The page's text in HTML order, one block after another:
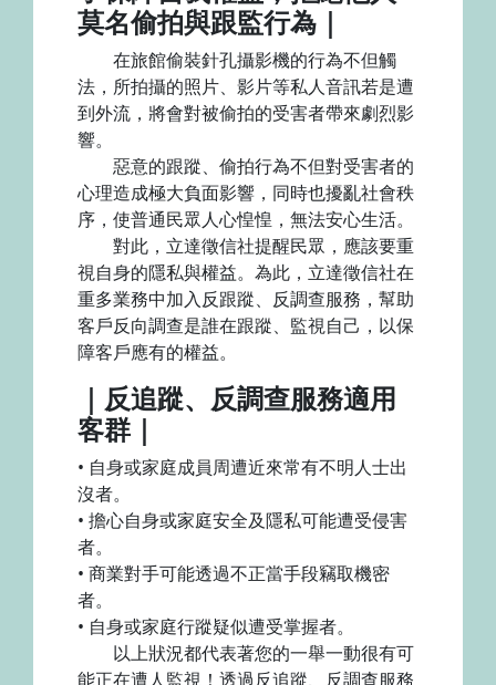
莫名偷拍與跟監行為｜
在旅館偷裝針孔攝影機的行為不但觸
法，所拍攝的照片、影片等私人音訊若是遭
到外流，將會對被偷拍的受害者帶來劇烈影
響。
惡意的跟蹤、偷拍行為不但對受害者的
心理造成極大負面影響，同時也擾亂社會秩
序，使普通民眾人心惶惶，無法安心生活。
對此，立達徵信社提醒民眾，應該要重
視自身的隱私與權益。為此，立達徵信社在
重多業務中加入反跟蹤、反調查服務，幫助
客戶反向調查是誰在跟蹤、監視自己，以保
障客戶應有的權益。
｜反追蹤、反調查服務適用
客群｜
• 自身或家庭成員周遭近來常有不明人士出
沒者。
• 擔心自身或家庭安全及隱私可能遭受侵害
者。
• 商業對手可能透過不正當手段竊取機密
者。
• 自身或家庭行蹤疑似遭受掌握者。
以上狀況都代表著您的一舉一動很有可
能正在遭人監視！透過反追蹤、反調查服務